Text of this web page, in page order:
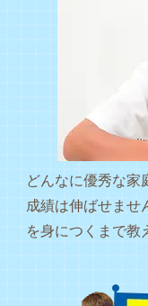
どんなに優秀な家
成績は伸ばせませ
を身につくまで教